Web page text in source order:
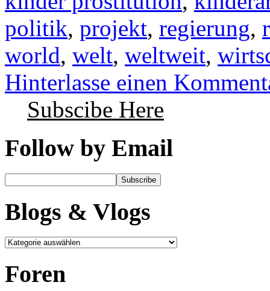
politik, projekt, regierung,
world, welt, weltweit,
Hinterlasse einen
Subscibe Here
Follow by Email
Blogs & Vlogs
Foren